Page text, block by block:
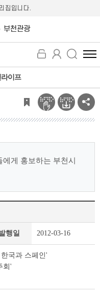
집입니다.
부천관광
전
체
뉴
보
기
이프
게 홍보하는 부천시
행일 2012-03-16
국과 스페인'
회'